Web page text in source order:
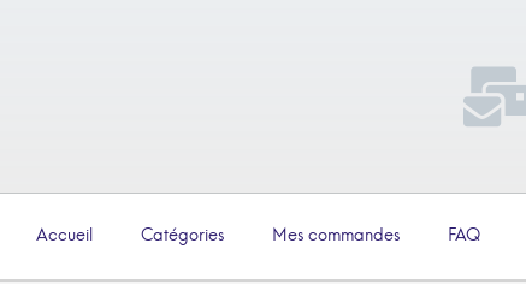
Accueil Catégories Mes commandes FAQ